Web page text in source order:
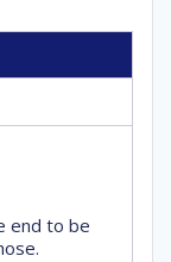
end to be